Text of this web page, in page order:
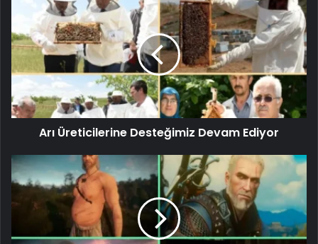
Arı Üreticilerine Desteğimiz Devam Ediyor